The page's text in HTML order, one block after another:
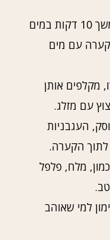
מבשלים את הביצים במשך 10 דקות במים
עם מים
מקלפים אותן
עם מזלג.
העגבניות
לתוך הקערה.
מלח, פלפל
למי שאוהב